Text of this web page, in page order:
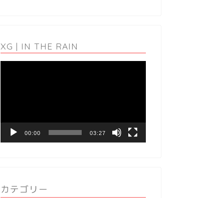
XG | IN THE RAIN
ヤ
00:00 03:27
カテゴリー